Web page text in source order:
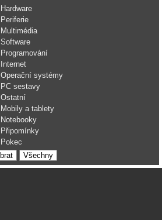
Hardware
Periferie
Multimédia
Software
Programování
Internet
Operační systémy
PC sestavy
Ostatní
Mobily a tablety
Notebooky
Připomínky
Pokec